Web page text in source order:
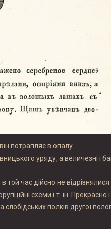
потрапляє в опалу.
уряду, а величезні і
той час дійсно не
схеми і т. ін. Прекрасно
полків другої